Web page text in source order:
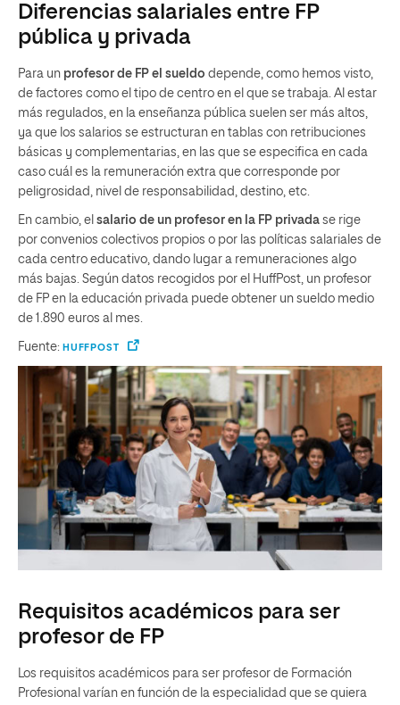
Diferencias salariales entre FP
pública y privada
Para un profesor de FP el sueldo depende, como hemos visto,
de factores como el tipo de centro en el que se trabaja. Al estar
más regulados, en la enseñanza pública suelen ser más altos,
ya que los salarios se estructuran en tablas con retribuciones
básicas y complementarias, en las que se especifica en cada
caso cuál es la remuneración extra que corresponde por
peligrosidad, nivel de responsabilidad, destino, etc.
En cambio, el salario de un profesor en la FP privada se rige
por convenios colectivos propios o por las políticas salariales de
cada centro educativo, dando lugar a remuneraciones algo
más bajas. Según datos recogidos por el HuffPost, un profesor
de FP en la educación privada puede obtener un sueldo medio
de 1.890 euros al mes.
Fuente: HUFFPOST
Requisitos académicos para ser
profesor de FP
Los requisitos académicos para ser profesor de Formación
Profesional varían en función de la especialidad que se quiera